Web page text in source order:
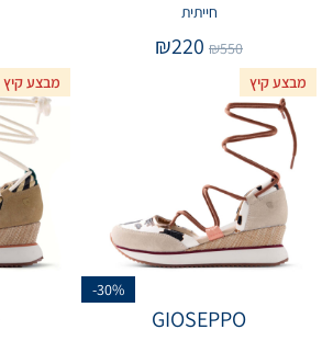
חייתית
₪550
₪220
מבצע קיץ
-30%
GIOSEPPO
מבצע קיץ